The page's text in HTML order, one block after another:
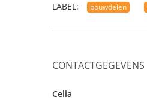
LABEL: bouwdelen
CONTACTGEGEVENS
Celia